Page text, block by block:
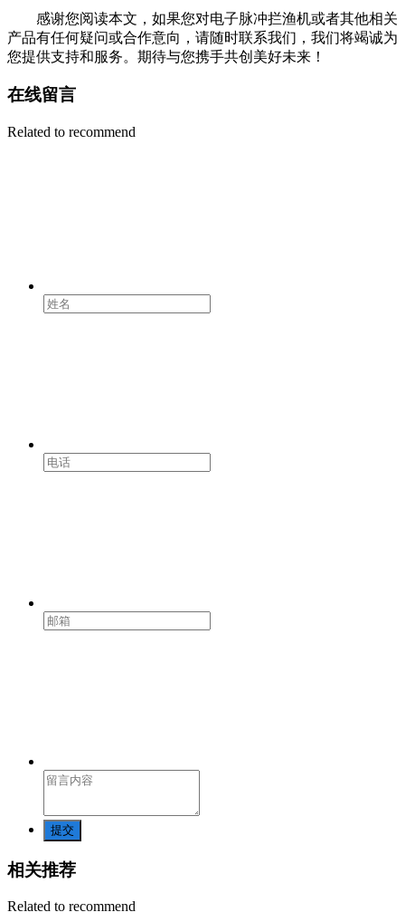
感谢您阅读本文，如果您对电子脉冲拦渔机或者其他相关
产品有任何疑问或合作意向，请随时联系我们，我们将竭诚为
您提供支持和服务。期待与您携手共创美好未来！
在线留言
Related to recommend
提交
相关推荐
Related to recommend